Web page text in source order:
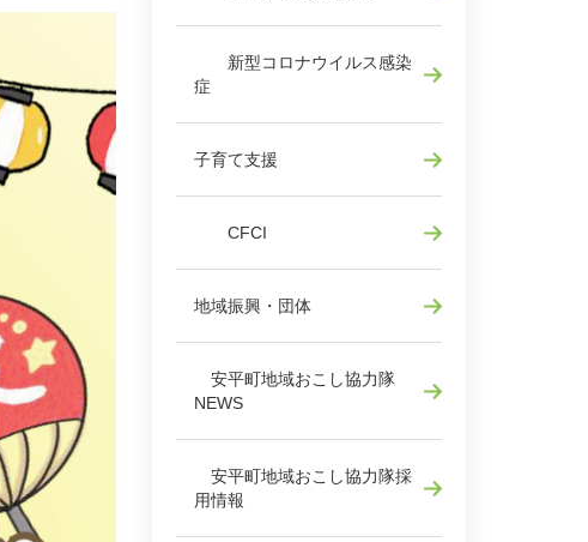
新型コロナウイルス感染
症
子育て支援
CFCI
地域振興・団体
安平町地域おこし協力隊
NEWS
安平町地域おこし協力隊採
用情報